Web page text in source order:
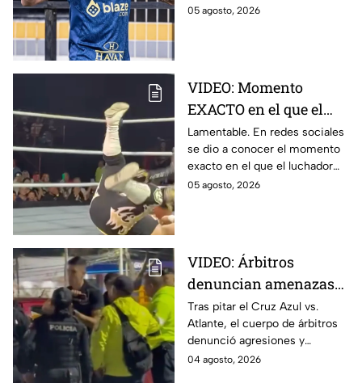
aficionados y directivos del
05 agosto, 2026
VIDEO: Momento
EXACTO en el que el
luchador Emperador
Azteca sufre GRAVE
LESIÓN
Lamentable. En redes sociales
se dio a conocer el momento
exacto en el que el luchador
Emperador Azteca sufre una
05 agosto, 2026
VIDEO: Árbitros
denuncian amenazas
de policías tras partido
del Cruz Azul vs
Atlante
Tras pitar el Cruz Azul vs.
Atlante, el cuerpo de árbitros
denunció agresiones y
amenazas con armas de fuego
04 agosto, 2026